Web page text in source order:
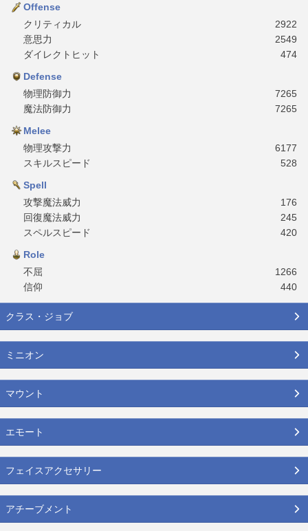
Offense
クリティカル
2922
意思力
2549
ダイレクトヒット
474
Defense
物理防御力
7265
魔法防御力
7265
Melee
物理攻撃力
6177
スキルスピード
528
Spell
攻撃魔法威力
176
回復魔法威力
245
スペルスピード
420
Role
不屈
1266
信仰
440
クラス・ジョブ
ミニオン
マウント
エモート
フェイスアクセサリー
アチーブメント